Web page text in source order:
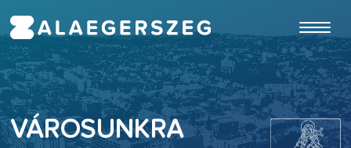
VÁROSUNKRA